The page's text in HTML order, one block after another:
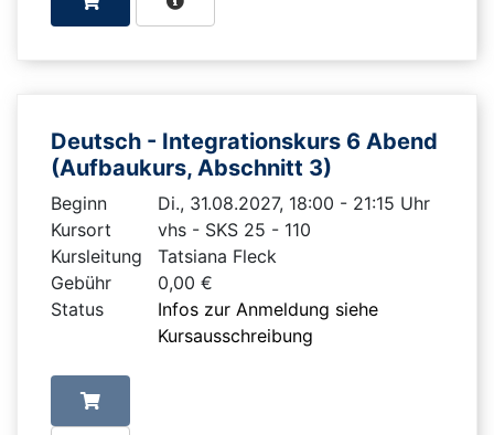
Deutsch - Integrationskurs 6 Abend
(Aufbaukurs, Abschnitt 3)
Beginn
Di., 31.08.2027, 18:00 - 21:15 Uhr
Kursort
vhs - SKS 25 - 110
Kursleitung
Tatsiana Fleck
Gebühr
0,00 €
Status
Infos zur Anmeldung siehe
Kursausschreibung